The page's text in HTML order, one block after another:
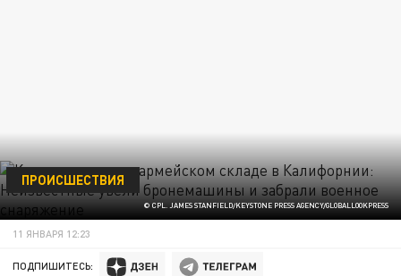
© CPL. JAMES STANFIELD/KEYSTONE PRESS AGENCY/GLOBALLOOKPRESS
ПРОИСШЕСТВИЯ
11 ЯНВАРЯ 12:23
ПОДПИШИТЕСЬ: